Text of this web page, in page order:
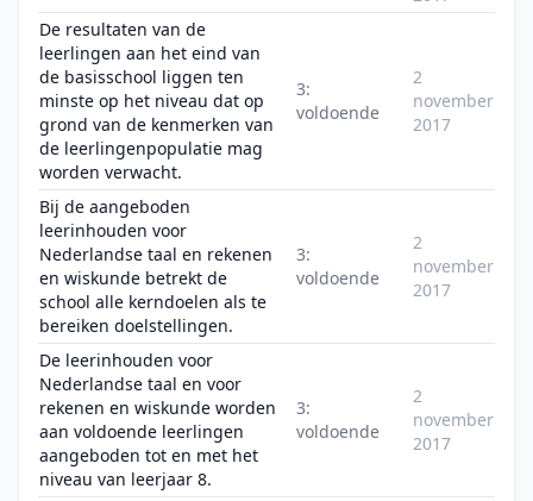
De resultaten van de
leerlingen aan het eind van
de basisschool liggen ten
minste op het niveau dat op
grond van de kenmerken van
de leerlingenpopulatie mag
worden verwacht.
3:
voldoende
2
november
2017
Bij de aangeboden
leerinhouden voor
Nederlandse taal en rekenen
en wiskunde betrekt de
school alle kerndoelen als te
bereiken doelstellingen.
3:
voldoende
2
november
2017
De leerinhouden voor
Nederlandse taal en voor
rekenen en wiskunde worden
aan voldoende leerlingen
aangeboden tot en met het
niveau van leerjaar 8.
3:
voldoende
2
november
2017